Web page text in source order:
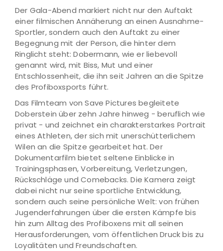
Der Gala-Abend markiert nicht nur den Auftakt
einer filmischen Annäherung an einen Ausnahme-
Sportler, sondern auch den Auftakt zu einer
Begegnung mit der Person, die hinter dem
Ringlicht steht: Dobermann, wie er liebevoll
genannt wird, mit Biss, Mut und einer
Entschlossenheit, die ihn seit Jahren an die Spitze
des Profiboxsports führt.
Das Filmteam von Save Pictures begleitete
Doberstein über zehn Jahre hinweg - beruflich wie
privat - und zeichnet ein charakterstarkes Portrait
eines Athleten, der sich mit unerschütterlichem
Wilen an die Spitze gearbeitet hat. Der
Dokumentarfilm bietet seltene Einblicke in
Trainingsphasen, Vorbereitung, Verletzungen,
Rückschläge und Comebacks. Die Kamera zeigt
dabei nicht nur seine sportliche Entwicklung,
sondern auch seine persönliche Welt: von frühen
Jugenderfahrungen über die ersten Kämpfe bis
hin zum Alltag des Profiboxens mit all seinen
Herausforderungen, vom öffentlichen Druck bis zu
Loyalitäten und Freundschaften.